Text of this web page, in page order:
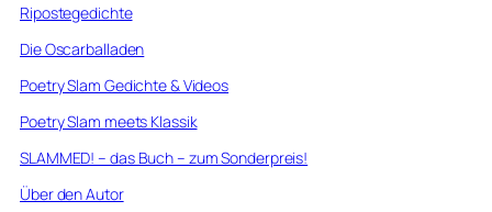
Ripostegedichte
Die Oscarballaden
Poetry Slam Gedichte & Videos
Poetry Slam meets Klassik
SLAMMED! – das Buch – zum Sonderpreis!
Über den Autor